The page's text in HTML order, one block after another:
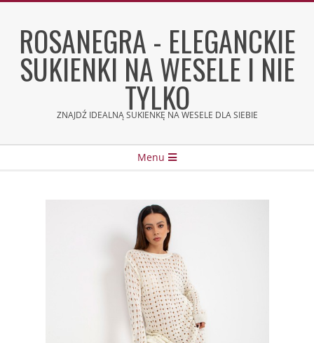
contentROSANEGRA - ELEGANCKIE
SUKIENKI NA WESELE I NIE
TYLKO
ZNAJDŹ IDEALNĄ SUKIENKĘ NA WESELE DLA SIEBIE
Menu